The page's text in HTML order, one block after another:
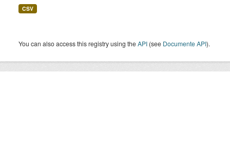
CSV
You can also access this registry using theAPI (see Documente API).